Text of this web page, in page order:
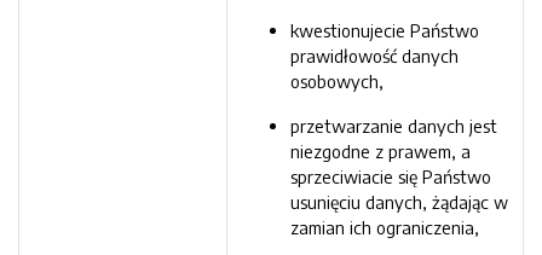
kwestionujecie Państwo
prawidłowość danych
osobowych,
przetwarzanie danych jest
niezgodne z prawem, a
sprzeciwiacie się Państwo
usunięciu danych, żądając w
zamian ich ograniczenia,